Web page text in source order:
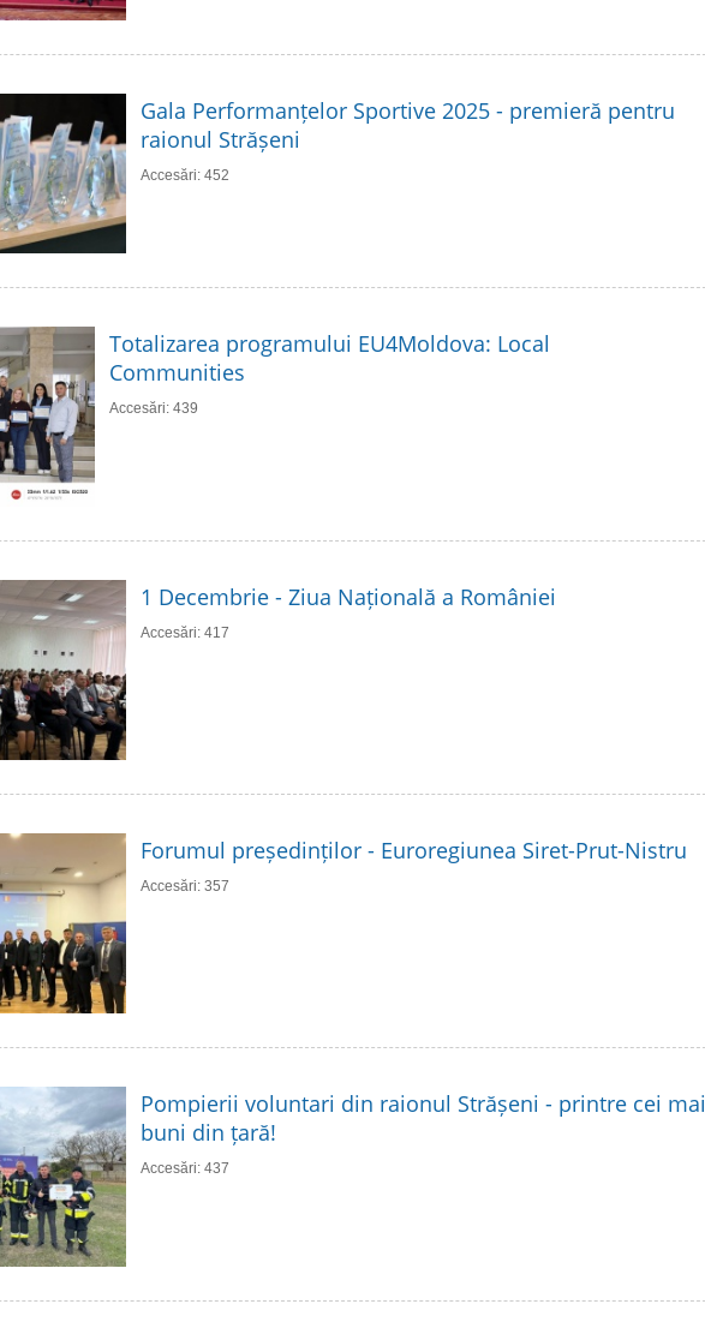
Gala Performanțelor Sportive 2025 - premieră pentru
raionul Strășeni
Accesări: 452
Totalizarea programului EU4Moldova: Local
Communities
Accesări: 439
1 Decembrie - Ziua Națională a României
Accesări: 417
Forumul președinților - Euroregiunea Siret-Prut-Nistru
Accesări: 357
Pompierii voluntari din raionul Strășeni - printre cei mai
buni din țară!
Accesări: 437